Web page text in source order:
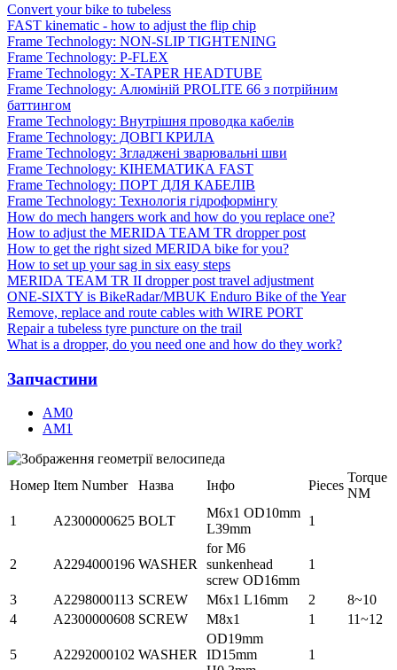
Convert your bike to tubeless
FAST kinematic - how to adjust the flip chip
Frame Technology: NON-SLIP TIGHTENING
Frame Technology: P-FLEX
Frame Technology: X-TAPER HEADTUBE
Frame Technology: Алюміній PROLITE 66 з потрійним
баттингом
Frame Technology: Внутрішня проводка кабелів
Frame Technology: ДОВГІ КРИЛА
Frame Technology: Згладжені зварювальні шви
Frame Technology: КІНЕМАТИКА FAST
Frame Technology: ПОРТ ДЛЯ КАБЕЛІВ
Frame Technology: Технологія гідроформінгу
How do mech hangers work and how do you replace one?
How to adjust the MERIDA TEAM TR dropper post
How to get the right sized MERIDA bike for you?
How to set up your sag in six easy steps
MERIDA TEAM TR II dropper post travel adjustment
ONE-SIXTY is BikeRadar/MBUK Enduro Bike of the Year
Remove, replace and route cables with WIRE PORT
Repair a tubeless tyre puncture on the trail
What is a dropper, do you need one and how do they work?
Запчастини
AM0
AM1
Номер Item Number Назва Інфо Pieces
Torque
NM
1
A2300000625 BOLT
M6x1 OD10mm
L39mm
1
2 A2294000196 WASHER
for M6
sunkenhead
screw OD16mm
1
3 A2298000113 SCREW M6x1 L16mm 2
8~10
4
A2300000608 SCREW M8x1 1 11~12
5 A2292000102 WASHER
OD19mm
ID15mm
1